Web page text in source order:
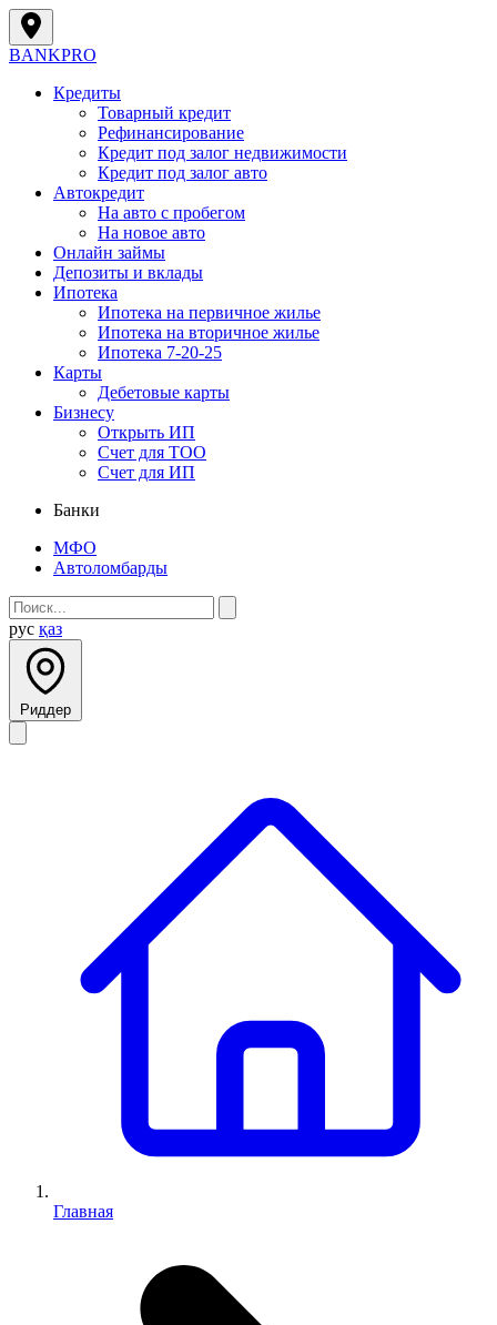
BANKPRO
Кредиты
Товарный кредит
Рефинансирование
Кредит под залог недвижимости
Кредит под залог авто
Автокредит
На авто с пробегом
На новое авто
Онлайн займы
Депозиты и вклады
Ипотека
Ипотека на первичное жилье
Ипотека на вторичное жилье
Ипотека 7-20-25
Карты
Дебетовые карты
Бизнесу
Открыть ИП
Cчет для ТОО
Счет для ИП
Банки
МФО
Автоломбарды
рус қаз
Риддер
Главная